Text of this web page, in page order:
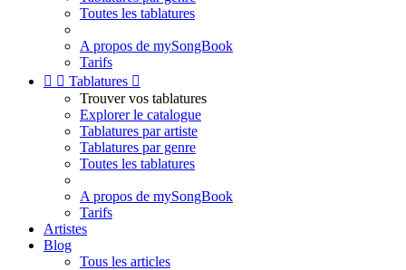
Toutes les tablatures
A propos de mySongBook
Tarifs
  Tablatures 
Trouver vos tablatures
Explorer le catalogue
Tablatures par artiste
Tablatures par genre
Toutes les tablatures
A propos de mySongBook
Tarifs
Artistes
Blog
Tous les articles